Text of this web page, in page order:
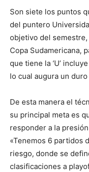
Son siete los puntos
del puntero
objetivo del
Copa Sudamericana,
que tiene la ‘U’
lo cual augura un
De esta manera el
su principal meta es
responder a la
«Tenemos 6 partidos
riesgo, donde se
clasificaciones a